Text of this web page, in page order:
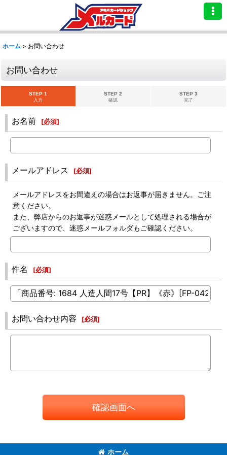
ホーム > お問い合わせ
お問い合わせ
STEP 1
入力
STEP 2
確認
STEP 3
完了
お名前 [必須]
メールアドレス [必須]
メールアドレスをお間違えの場合はお返事が届きません。ご注
意ください。
また、弊店からのお返事が迷惑メールとして処理される場合が
ございますので、迷惑メールフォルダもご確認ください。
件名 [必須]
お問い合わせ内容 [必須]
確認画面へ
ホーム